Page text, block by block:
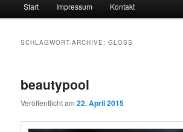
Start Impressum Kontakt
SCHLAGWORT-ARCHIVE:GLOSS
beautypool
Veröffentlicht am22. April 2015